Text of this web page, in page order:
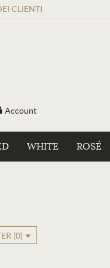
CLIENTI
Account
WHITE ROSÉ
(0)